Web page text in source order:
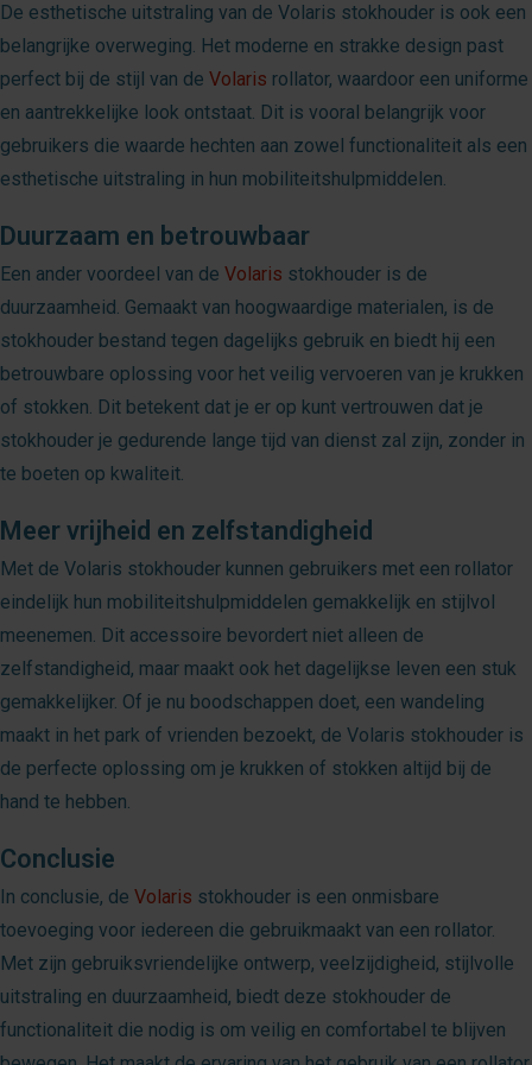
De esthetische uitstraling van de Volaris stokhouder is ook een
belangrijke overweging. Het moderne en strakke design past
perfect bij de stijl van de Volaris rollator, waardoor een uniforme
en aantrekkelijke look ontstaat. Dit is vooral belangrijk voor
gebruikers die waarde hechten aan zowel functionaliteit als een
esthetische uitstraling in hun mobiliteitshulpmiddelen.
Duurzaam en betrouwbaar
Een ander voordeel van de Volaris stokhouder is de
duurzaamheid. Gemaakt van hoogwaardige materialen, is de
stokhouder bestand tegen dagelijks gebruik en biedt hij een
betrouwbare oplossing voor het veilig vervoeren van je krukken
of stokken. Dit betekent dat je er op kunt vertrouwen dat je
stokhouder je gedurende lange tijd van dienst zal zijn, zonder in
te boeten op kwaliteit.
Meer vrijheid en zelfstandigheid
Met de Volaris stokhouder kunnen gebruikers met een rollator
eindelijk hun mobiliteitshulpmiddelen gemakkelijk en stijlvol
meenemen. Dit accessoire bevordert niet alleen de
zelfstandigheid, maar maakt ook het dagelijkse leven een stuk
gemakkelijker. Of je nu boodschappen doet, een wandeling
maakt in het park of vrienden bezoekt, de Volaris stokhouder is
de perfecte oplossing om je krukken of stokken altijd bij de
hand te hebben.
Conclusie
In conclusie, de Volaris stokhouder is een onmisbare
toevoeging voor iedereen die gebruikmaakt van een rollator.
Met zijn gebruiksvriendelijke ontwerp, veelzijdigheid, stijlvolle
uitstraling en duurzaamheid, biedt deze stokhouder de
functionaliteit die nodig is om veilig en comfortabel te blijven